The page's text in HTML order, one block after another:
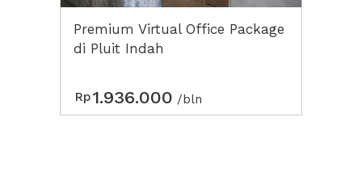
Premium Virtual Office Package
di Pluit Indah
Rp1.936.000 /bln